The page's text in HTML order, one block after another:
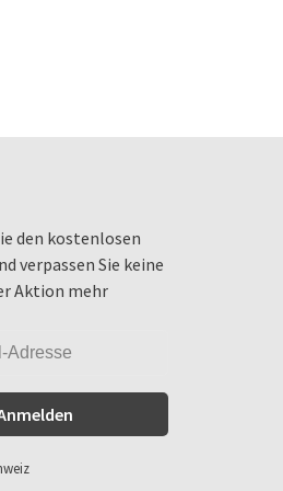
den kostenlosen
verpassen Sie keine
Aktion mehr